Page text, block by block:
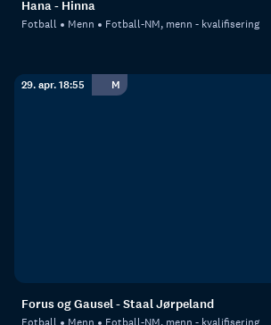
Hana - Hinna
Fotball Menn Fotball-NM, menn - kvalifisering
29. apr. 18:55 M
Forus og Gausel - Staal Jørpeland
Fotball Menn Fotball-NM, menn - kvalifisering